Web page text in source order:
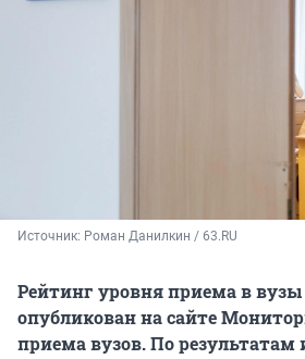
Источник: Роман Данилкин / 63.RU
Рейтинг уровня приема в вузы
опубликован на сайте
приема вузов. По результатам